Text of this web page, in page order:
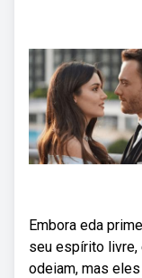
Embora eda
seu espírito livre,
odeiam, mas